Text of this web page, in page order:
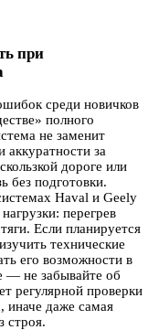
при
среди новичков
полного
не заменит
за
дороге или
без подготовки.
Haval и Geely
перегрев
Если планируется
технические
его возможности в
— не забывайте об
регулярной проверки
иначе даже самая
строя.